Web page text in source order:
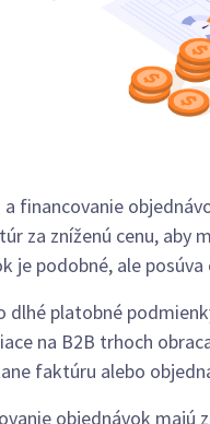
financovanie
za zníženú cenu, aby
je podobné, ale
dlhé platobné
na B2B trhoch
faktúru alebo
objednávok majú